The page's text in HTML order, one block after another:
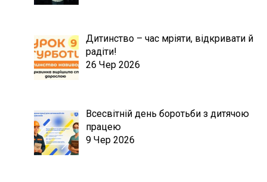
Дитинство – час мріяти, відкривати й
радіти!
26 Чер 2026
Всесвітній день боротьби з дитячою
працею
9 Чер 2026